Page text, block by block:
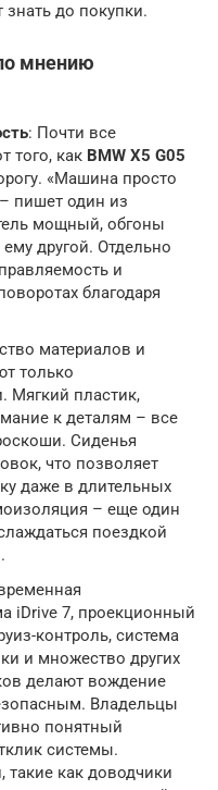
до покупки.
мнению
: Почти все
того, как BMW X5 G05
«Машина просто
пишет один из
мощный, обгоны
другой. Отдельно
и
благодаря
материалов и
только
Мягкий пластик,
к деталям – все
Сиденья
что позволяет
даже в длительных
– еще один
поездкой
iDrive 7, проекционный
контроль, система
и множество других
делают вождение
Владельцы
понятный
системы.
как доводчики